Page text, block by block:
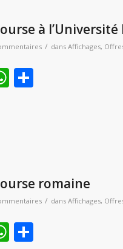
à
/ dans Affichages,
WhatsApp
romaine
/ dans Affichages,
WhatsApp